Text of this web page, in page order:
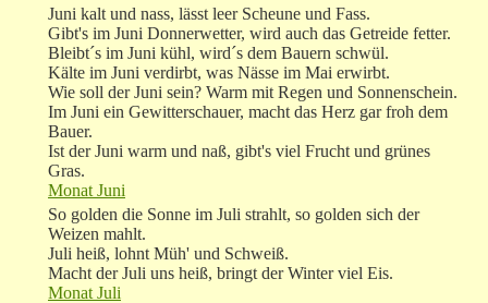
Juni kalt und nass, lässt leer Scheune und Fass.
Gibt's im Juni Donnerwetter, wird auch das Getreide fetter.
Bleibt´s im Juni kühl, wird´s dem Bauern schwül.
Kälte im Juni verdirbt, was Nässe im Mai erwirbt.
Wie soll der Juni sein? Warm mit Regen und Sonnenschein.
Im Juni ein Gewitterschauer, macht das Herz gar froh dem
Bauer.
Ist der Juni warm und naß, gibt's viel Frucht und grünes
Gras.
Monat Juni
So golden die Sonne im Juli strahlt, so golden sich der
Weizen mahlt.
Juli heiß, lohnt Müh' und Schweiß.
Macht der Juli uns heiß, bringt der Winter viel Eis.
Monat Juli